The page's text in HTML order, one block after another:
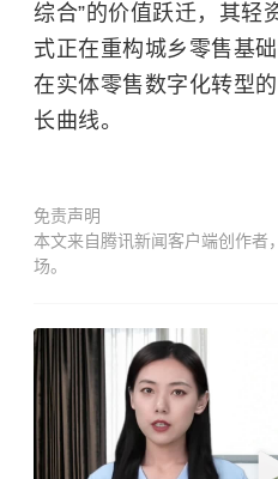
综合”的价值跃迁，其轻
式正在重构城乡零售基
在实体零售数字化转型
长曲线。
免责声明
本文来自腾讯新闻客户端创作者
场。